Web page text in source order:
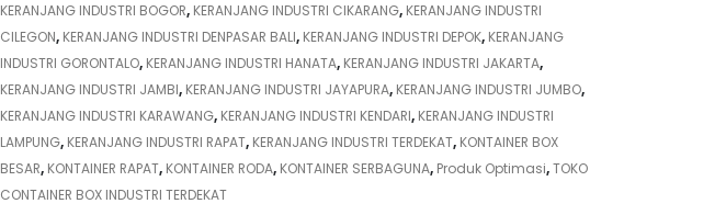
KERANJANG INDUSTRI BOGOR, KERANJANG INDUSTRI CIKARANG, KERANJANG INDUSTRI
CILEGON, KERANJANG INDUSTRI DENPASAR BALI, KERANJANG INDUSTRI DEPOK, KERANJANG
INDUSTRI GORONTALO, KERANJANG INDUSTRI HANATA, KERANJANG INDUSTRI JAKARTA,
KERANJANG INDUSTRI JAMBI, KERANJANG INDUSTRI JAYAPURA, KERANJANG INDUSTRI JUMBO,
KERANJANG INDUSTRI KARAWANG, KERANJANG INDUSTRI KENDARI, KERANJANG INDUSTRI
LAMPUNG, KERANJANG INDUSTRI RAPAT, KERANJANG INDUSTRI TERDEKAT, KONTAINER BOX
BESAR, KONTAINER RAPAT, KONTAINER RODA, KONTAINER SERBAGUNA, Produk Optimasi,TOKO
CONTAINER BOX INDUSTRI TERDEKAT